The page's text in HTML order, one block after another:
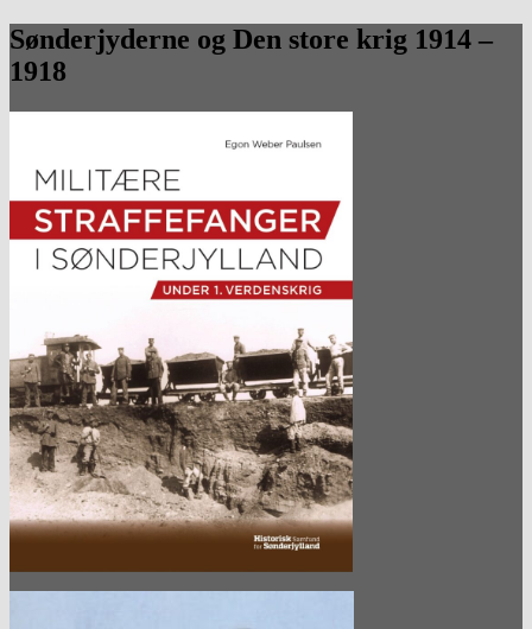
Sønderjyderne og Den store krig 1914 –
1918